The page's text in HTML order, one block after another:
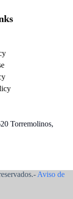
Torremolinos,
Aviso de